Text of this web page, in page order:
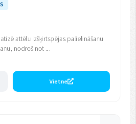
attēlu izšķirtspējas palielināšanu
nodrošinot ...
Vietne